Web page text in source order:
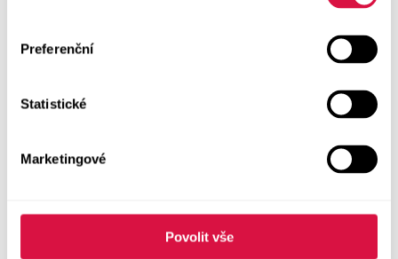
Preferenční
Statistické
Marketingové
Povolit vše
Boty GEOX